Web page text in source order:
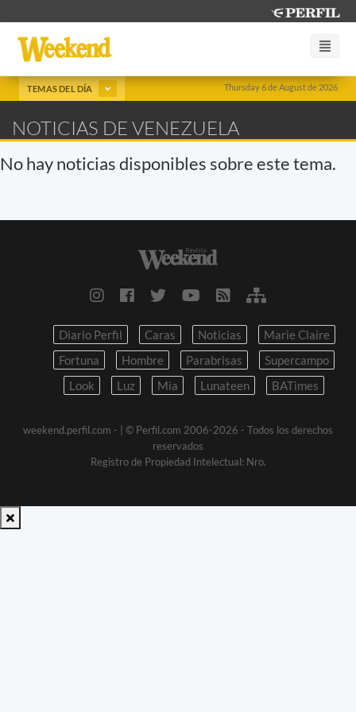
Thursday 6 de August de 2026
TEMAS DEL DÍA
NOTICIAS DE VENEZUELA
No hay noticias disponibles sobre este tema.
Diario Perfil Caras Noticias
Marie Claire
Fortuna
Hombre Parabrisas
Supercampo
Look
Luz Mia Lunateen BATimes
weekend.perfil.com -
| © Perfil.com 2006-2026 - Todos los derechos
reservados
Registro de Propiedad Intelectual: Nro.